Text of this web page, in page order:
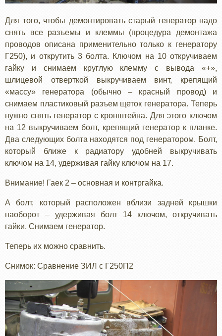
Для того, чтобы демонтировать старый генератор надо
снять все разъемы и клеммы (процедура демонтажа
проводов описана применительно только к генератору
Г250), и открутить 3 болта. Ключом на 10 откручиваем
гайку и снимаем круглую клемму с вывода «+»,
шлицевой отверткой выкручиваем винт, крепящий
«массу» генератора (обычно – красный провод) и
снимаем пластиковый разъем щеток генератора. Теперь
нужно снять генератор с кронштейна. Для этого ключом
на 12 выкручиваем болт, крепящий генератор к планке.
Два следующих болта находятся под генератором. Болт,
который ближе к радиатору удобней выкручивать
ключом на 14, удерживая гайку ключом на 17.
Внимание! Гаек 2 – основная и контргайка.
А болт, который расположен вблизи задней крышки
наоборот – удерживая болт 14 ключом, откручивать
гайки. Снимаем генератор.
Теперь их можно сравнить.
Снимок: Сравнение ЗИЛ с Г250П2